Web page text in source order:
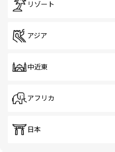
リゾート
アジア
中近東
アフリカ
日本